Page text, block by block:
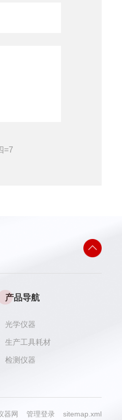
=7
产品导航
光学仪器
生产工具耗材
检测仪器
器网 管理登录 sitemap.xml